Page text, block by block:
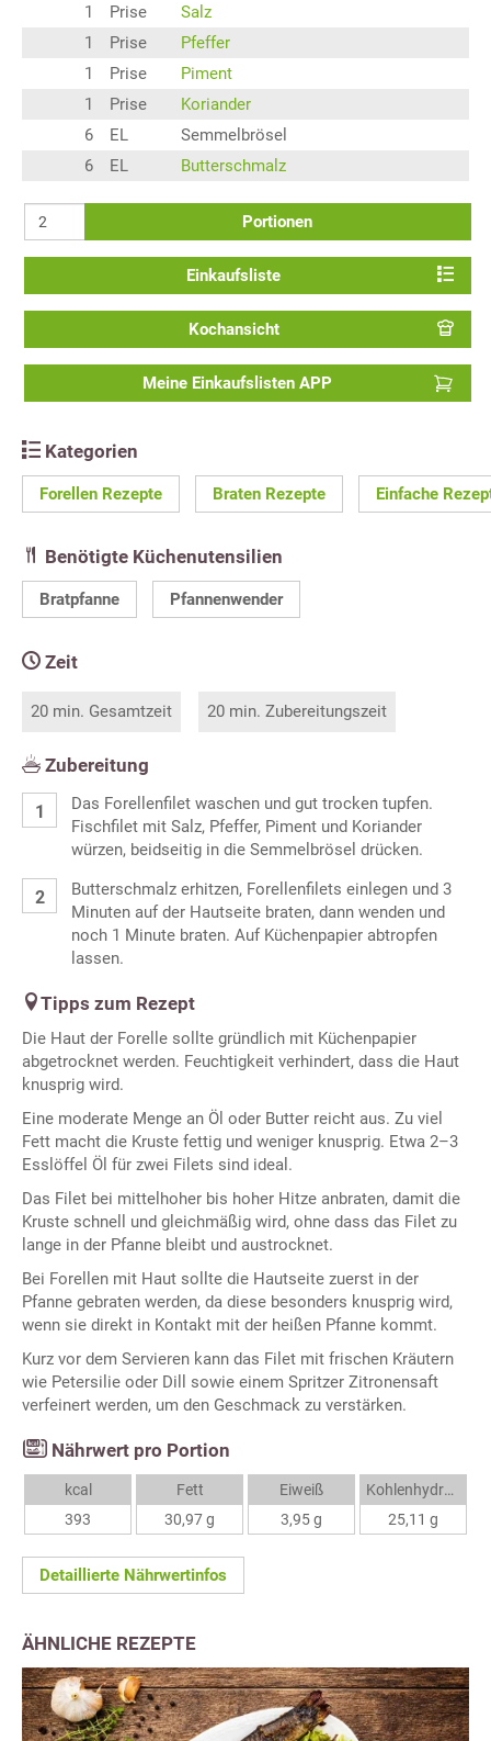
1
Prise
Salz
1
Prise
Pfeffer
1
Prise
Piment
1
Prise
Koriander
6
EL
Semmelbrösel
6
EL Butterschmalz
Portionen
Einkaufsliste
Kochansicht
Meine Einkaufslisten APP
Kategorien
Forellen Rezepte Braten Rezepte Einfache
Benötigte Küchenutensilien
Bratpfanne Pfannenwender
Zeit
20 min. Gesamtzeit 20 min. Zubereitungszeit
Zubereitung
Das Forellenfilet waschen und gut trocken tupfen.
Fischfilet mit Salz, Pfeffer, Piment und Koriander
würzen, beidseitig in die Semmelbrösel drücken.
Butterschmalz erhitzen, Forellenfilets einlegen und 3
Minuten auf der Hautseite braten, dann wenden und
noch 1 Minute braten. Auf Küchenpapier abtropfen
lassen.
Tipps zum Rezept
Die Haut der Forelle sollte gründlich mit Küchenpapier
abgetrocknet werden. Feuchtigkeit verhindert, dass die Haut
knusprig wird.
Eine moderate Menge an Öl oder Butter reicht aus. Zu viel
Fett macht die Kruste fettig und weniger knusprig. Etwa 2–3
Esslöffel Öl für zwei Filets sind ideal.
Das Filet bei mittelhoher bis hoher Hitze anbraten, damit die
Kruste schnell und gleichmäßig wird, ohne dass das Filet zu
lange in der Pfanne bleibt und austrocknet.
Bei Forellen mit Haut sollte die Hautseite zuerst in der
Pfanne gebraten werden, da diese besonders knusprig wird,
wenn sie direkt in Kontakt mit der heißen Pfanne kommt.
Kurz vor dem Servieren kann das Filet mit frischen Kräutern
wie Petersilie oder Dill sowie einem Spritzer Zitronensaft
verfeinert werden, um den Geschmack zu verstärken.
Nährwert pro Portion
kcal
393
Fett
30,97 g
Eiweiß
3,95 g
Kohlenhydrate
25,11 g
Detaillierte Nährwertinfos
ÄHNLICHE REZEPTE